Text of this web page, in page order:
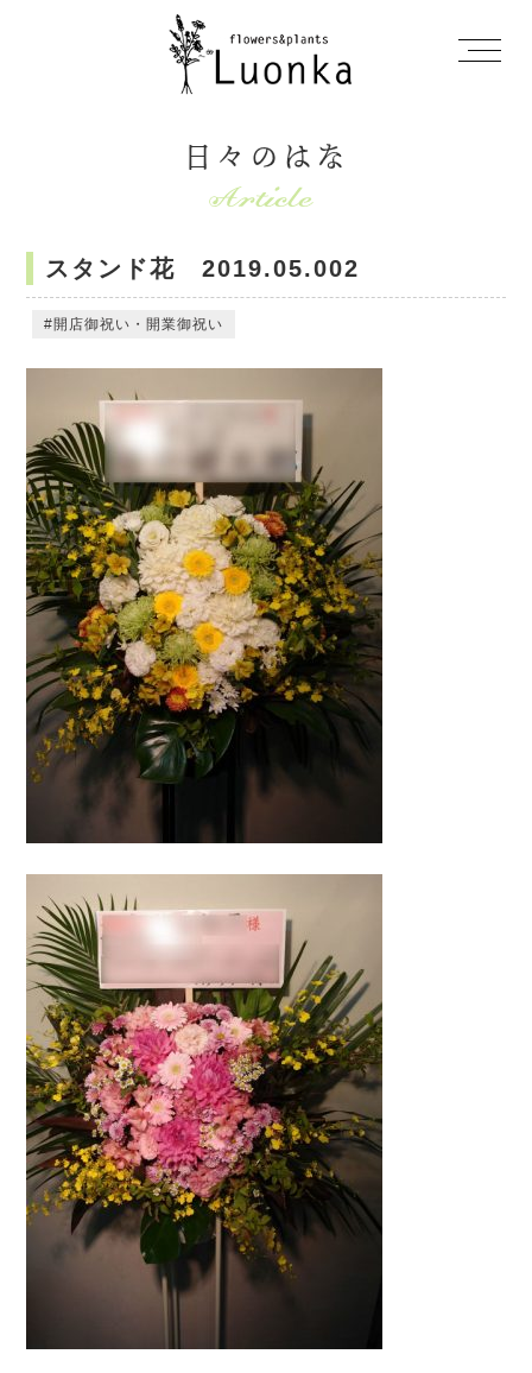
日々のはな
スタンド花 2019.05.002
開店御祝い・開業御祝い